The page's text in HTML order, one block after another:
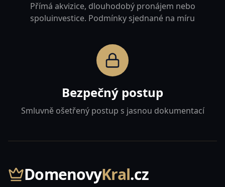
Přímá akvizice, dlouhodobý pronájem nebo
spoluinvestice. Podmínky sjednané na míru
Bezpečný postup
Smluvně ošetřený postup s jasnou dokumentací
DomenovyKral.cz